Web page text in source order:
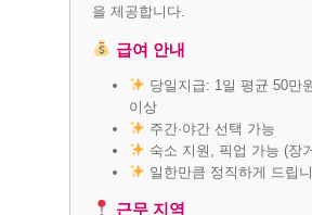
을 제공합니다.
급여 안내
당일지급: 1일 평균 50만
이상
주간·야간 선택 가능
숙소 지원, 픽업 가능 (장
일한만큼 정직하게 드립
근무 지역